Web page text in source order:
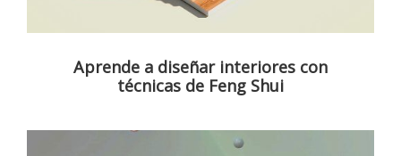
Aprende a diseñar interiores con
técnicas de Feng Shui